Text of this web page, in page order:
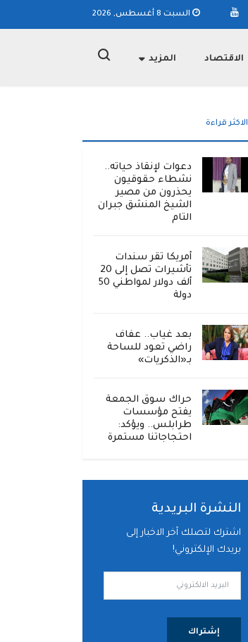
السبت 8 أغسطس, 2026
الاقتصاد المزيد
الاكثر قراءة
دعوات لإنقاذ حياته..
نشطاء حقوقيون
يحذرون من مصير
الشيخ المنشق جبران
التام
أمريكا تقر سندات
تأشيرات تصل إلى 20
ألف دولار لمواطني 50
دولة
بعد غياب.. عفاف
راضي تعود للساحة
بـ«الذكريات»
حراك سوق الجمعة
يفتح مؤسسات
طرابلس.. ويؤكد:
احتجاجاتنا مستمرة
النشرة البريدية
اشترك لتصلك آخر الاخبار إلى
بريدك الإلكتروني!
إشتراك